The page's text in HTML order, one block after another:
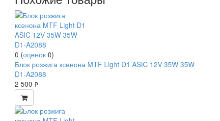
0 (оценок 0)
Блок розжига ксенона MTF Light D1 ASIC 12V 35W 35W
D1-A2088
2 500 руб.